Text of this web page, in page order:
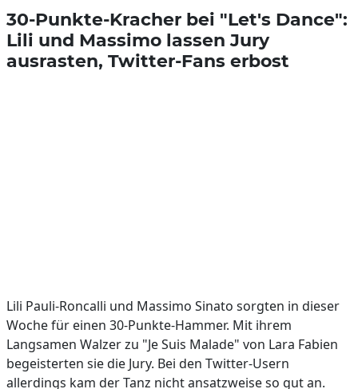
30-Punkte-Kracher bei "Let's Dance":
Lili und Massimo lassen Jury
ausrasten, Twitter-Fans erbost
Lili Pauli-Roncalli und Massimo Sinato sorgten in dieser
Woche für einen 30-Punkte-Hammer. Mit ihrem
Langsamen Walzer zu "Je Suis Malade" von Lara Fabien
begeisterten sie die Jury. Bei den Twitter-Usern
allerdings kam der Tanz nicht ansatzweise so gut an.